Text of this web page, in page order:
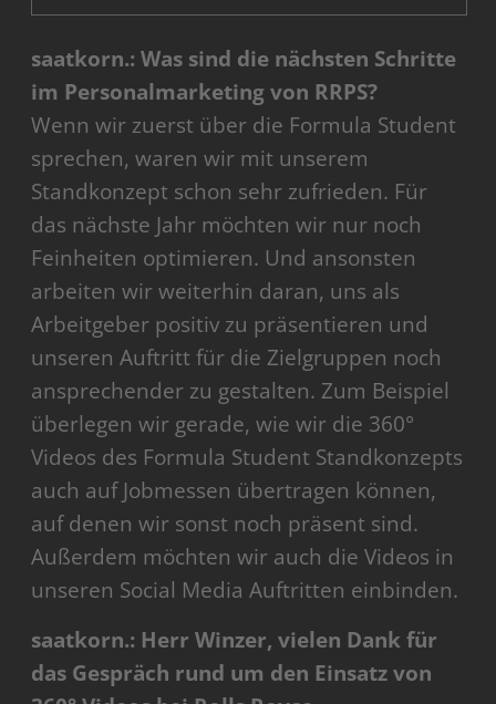
saatkorn.: Was sind die nächsten Schritte
im Personalmarketing von RRPS?
Wenn wir zuerst über die Formula Student
sprechen, waren wir mit unserem
Standkonzept schon sehr zufrieden. Für
das nächste Jahr möchten wir nur noch
Feinheiten optimieren. Und ansonsten
arbeiten wir weiterhin daran, uns als
Arbeitgeber positiv zu präsentieren und
unseren Auftritt für die Zielgruppen noch
ansprechender zu gestalten. Zum Beispiel
überlegen wir gerade, wie wir die 360°
Videos des Formula Student Standkonzepts
auch auf Jobmessen übertragen können,
auf denen wir sonst noch präsent sind.
Außerdem möchten wir auch die Videos in
unseren Social Media Auftritten einbinden.
saatkorn.: Herr Winzer, vielen Dank für
das Gespräch rund um den Einsatz von